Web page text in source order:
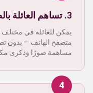
3. تساهم العائلة بالصور
يمكن للعائلة في مختلف
متصفح الهاتف — بدون
مساهمة صورًا وذكرى
4